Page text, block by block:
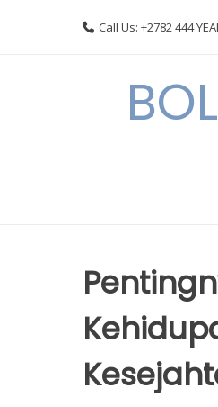
Call Us: +2782 444